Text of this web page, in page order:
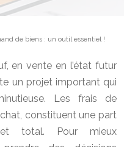
de biens : un outil essentiel !
en vente en l’état futur
un projet important qui
Les frais de
constituent une part
total. Pour mieux